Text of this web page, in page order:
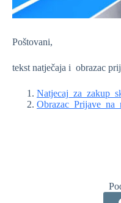
Poštovani,
tekst natječaja i obrazac